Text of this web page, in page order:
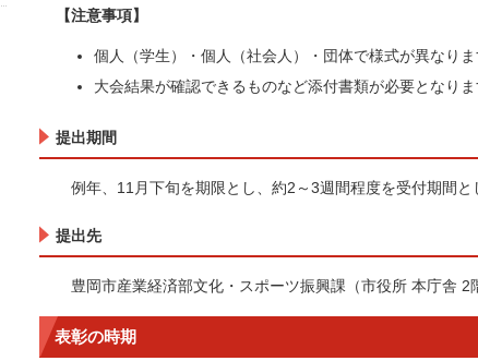
【注意事項】
個人（学生）・個人（社会人）・団体で様式が異なりま
大会結果が確認できるものなど添付書類が必要となりま
提出期間
例年、11月下旬を期限とし、約2～3週間程度を受付期間と
提出先
豊岡市産業経済部文化・スポーツ振興課（市役所 本庁舎 2
表彰の時期